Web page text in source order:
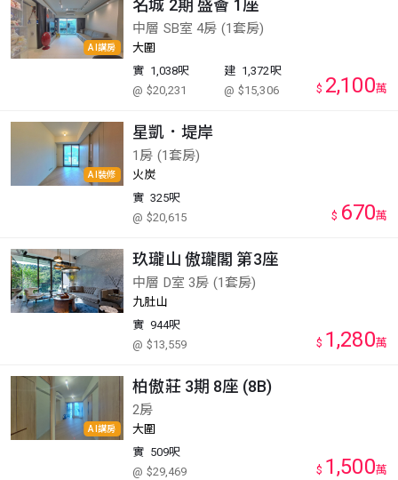
AI講房
名城 2期 盛薈 1座
中層 SB室 4房 (1套房)
大圍
實 1,038呎
@ $20,231
建 1,372呎
@ $15,306
$ 2,100萬
AI裝修
星凱．堤岸
1房 (1套房)
火炭
實 325呎
@ $20,615
$ 670萬
玖瓏山 傲瓏閣 第3座
中層 D室 3房 (1套房)
九肚山
實 944呎
@ $13,559
$ 1,280萬
AI講房
柏傲莊 3期 8座 (8B)
2房
大圍
實 509呎
@ $29,469
$ 1,500萬